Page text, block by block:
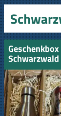
Geschenkbox
und